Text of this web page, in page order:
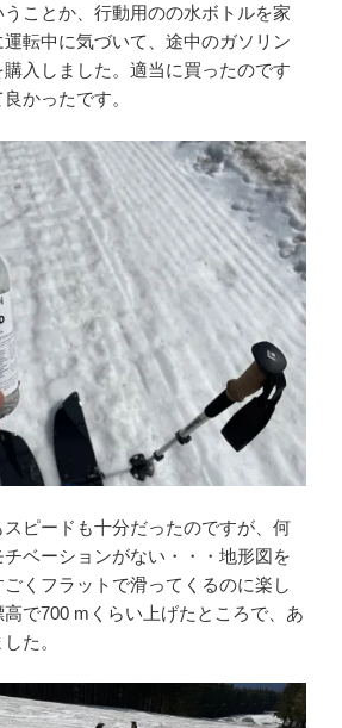
ことか、行動用のの水ボトルを家
転中に気づいて、途中のガソリン
入しました。適当に買ったのです
かったです。
ピードも十分だったのですが、何
ベーションがない・・・地形図を
くフラットで滑ってくるのに楽し
で700 mくらい上げたところで、あ
た。